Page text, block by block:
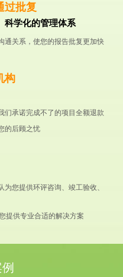
过批复
科学化的管理体系
通关系，使您的报告批复更加快
构
们承诺完成不了的项目全额退款
的后顾之忧
您提供环评咨询、竣工验收、
提供专业合适的解决方案